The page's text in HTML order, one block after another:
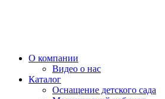
О компании
Видео о нас
Каталог
Оснащение детского сада